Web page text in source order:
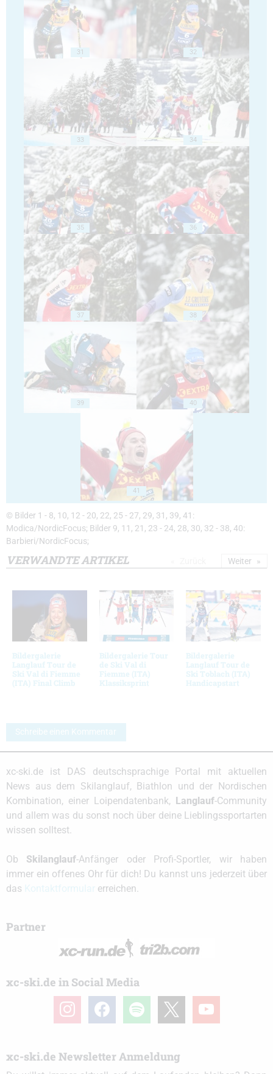
31 32
33 34
35 36
37 38
39 40
41
© Bilder 1 - 8, 10, 12 - 20, 22, 25 - 27, 29, 31, 39, 41:
Modica/NordicFocus; Bilder 9, 11, 21, 23 - 24, 28, 30, 32 - 38, 40:
Barbieri/NordicFocus;
VERWANDTE ARTIKEL
Bildergalerie
Langlauf Tour de
Ski Val di Fiemme
(ITA) Final Climb
Bildergalerie Tour
de Ski Val di
Fiemme (ITA)
Klassiksprint
Bildergalerie
Langlauf Tour de
Ski Toblach (ITA)
Handicapstart
Weiter
Schreibe einen Kommentar
xc-ski.de ist DAS deutschsprachige Portal mit aktuellen
News aus dem Skilanglauf, Biathlon und der Nordischen
Kombination, einer Loipendatenbank, Langlauf-Community
und allem was du sonst noch über deine Lieblingssportarten
wissen solltest.
Ob Skilanglauf-Anfänger oder Profi-Sportler, wir haben
immer ein offenes Ohr für dich! Du kannst uns jederzeit über
das
erreichen.
Partner
xc-ski.de in Social Media
instagramfacebook spotify youtube
xc-ski.de Newsletter Anmeldung